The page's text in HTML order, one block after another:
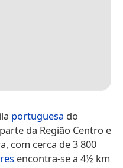
portuguesa do
da Região Centro e
com cerca de 3 800
encontra-se a 4½ km